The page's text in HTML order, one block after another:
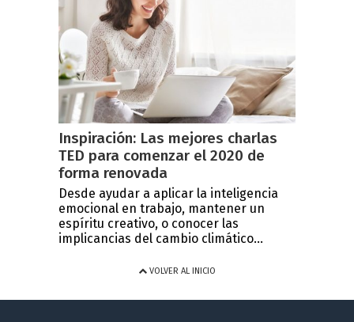
Inspiración: Las mejores charlas
TED para comenzar el 2020 de
forma renovada
Desde ayudar a aplicar la inteligencia
emocional en trabajo, mantener un
espíritu creativo, o conocer las
implicancias del cambio climático...
VOLVER AL INICIO